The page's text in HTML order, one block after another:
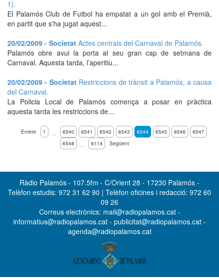
1).
El Palamós Club de Futbol ha empatat a un gol amb el Premià,
en partit que s'ha jugat aquest...
20/02/2009 - Societat Actes centrals del Carnaval de Palamós.
Palamós obre avui la porta al seu gran cap de setmana de
Carnaval. Aquesta tarda, l’aperitiu...
20/02/2009 - Societat Restriccions de trànsit a Palamós, a causa
del Carnaval.
La Policia Local de Palamós comença a posar en pràctica
aquesta tarda les restriccions de...
Enrere 1 … 6540 6541 6542 6543 6544 6545 6546
6547
6548
… 9114 Següent
Ràdio Palamós - 107.5fm - C/Orient 28 - 17230 Palamós -
Telèfon estudis: 972 31 62 90 | Telèfon oficines i redacció: 972 60
09 26
Correus electrònics: mail@radiopalamos.cat -
informatius@radiopalamos.cat - publicitat@radiopalamos.cat -
agenda@radiopalamos.cat